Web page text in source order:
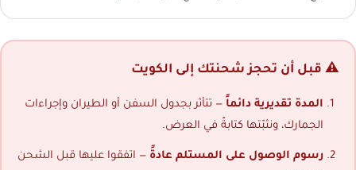
⚠️ قبل أن تحجز شحنتك إلى الكويت
المدة تقديرية دائماً — تتأثر بجدول السفن أو الطيران وإجراءات
الجمارك، ونثبّتها كتابةً في العرض.
رسوم الوصول على المستلم عادةً — اتفقوا عليها قبل الشحن